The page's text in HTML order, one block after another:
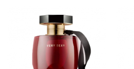
Hoa Diên Vĩ,
Hoa Hồng Bulgaria,